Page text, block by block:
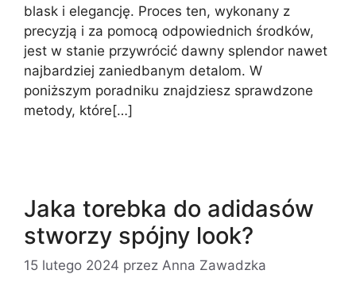
blask i elegancję. Proces ten, wykonany z
precyzją i za pomocą odpowiednich środków,
jest w stanie przywrócić dawny splendor nawet
najbardziej zaniedbanym detalom. W
poniższym poradniku znajdziesz sprawdzone
metody, które[…]
Jaka torebka do adidasów
stworzy spójny look?
15 lutego 2024 przez Anna Zawadzka